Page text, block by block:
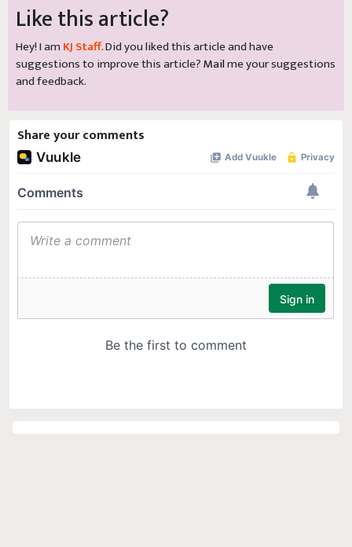
Like this article?
Hey! I am KJ Staff. Did you liked this article and have
suggestions to improve this article?Mailme your suggestions
and feedback.
Share your comments